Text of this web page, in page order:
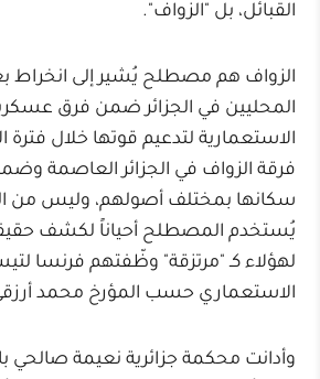
القبائل، بل "الزواف".
الزواف هم مصطلح يُشير إلى انخراط
المحليين في الجزائر ضمن فرق
الاستعمارية لتدعيم قوتها خلال
فرقة الزواف في الجزائر العاصمة
سكانها بمختلف أصولهم، وليس من
يُستخدم المصطلح أحياناً لكشف
لهؤلاء كـ "مرتزقة" وظّفتهم فرنسا
الاستعماري حسب المؤرخ محمد
وأدانت محكمة جزائرية نعيمة صالحي